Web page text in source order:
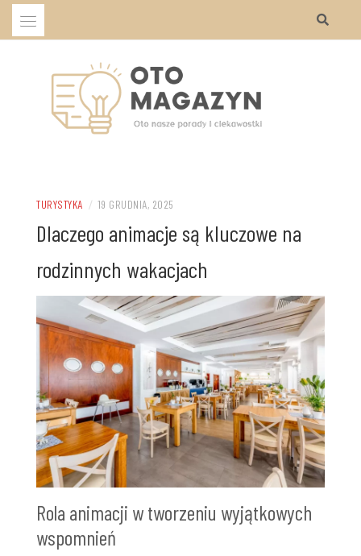
Przejdź
TURYSTYKA / 19 GRUDNIA, 2025
Dlaczego animacje są kluczowe na
rodzinnych wakacjach
Rola animacji w tworzeniu wyjątkowych
wspomnień